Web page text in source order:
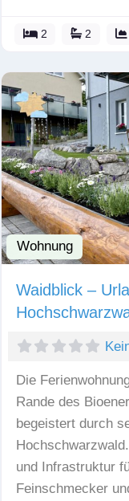
2 2
Wohnung
Waidblick –
Die
Rande des
begeistert durch
und Infrastruktur
Feinschmecker